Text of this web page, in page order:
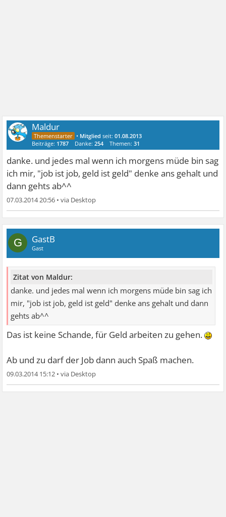
Maldur
• Mitglied seit:01.08.2013
Beiträge: 1787 Danke:254 Themen:31
danke. und jedes mal wenn ich morgens müde bin sag
ich mir, "job ist job, geld ist geld" denke ans gehalt und
dann gehts ab^^
07.03.2014 20:56 •
G GastB
Gast
Zitat von Maldur:
danke. und jedes mal wenn ich morgens müde bin sag ich
mir, "job ist job, geld ist geld" denke ans gehalt und dann
gehts ab^^
Das ist keine Schande, für Geld arbeiten zu gehen.
Ab und zu darf der Job dann auch Spaß machen.
09.03.2014 15:12 •